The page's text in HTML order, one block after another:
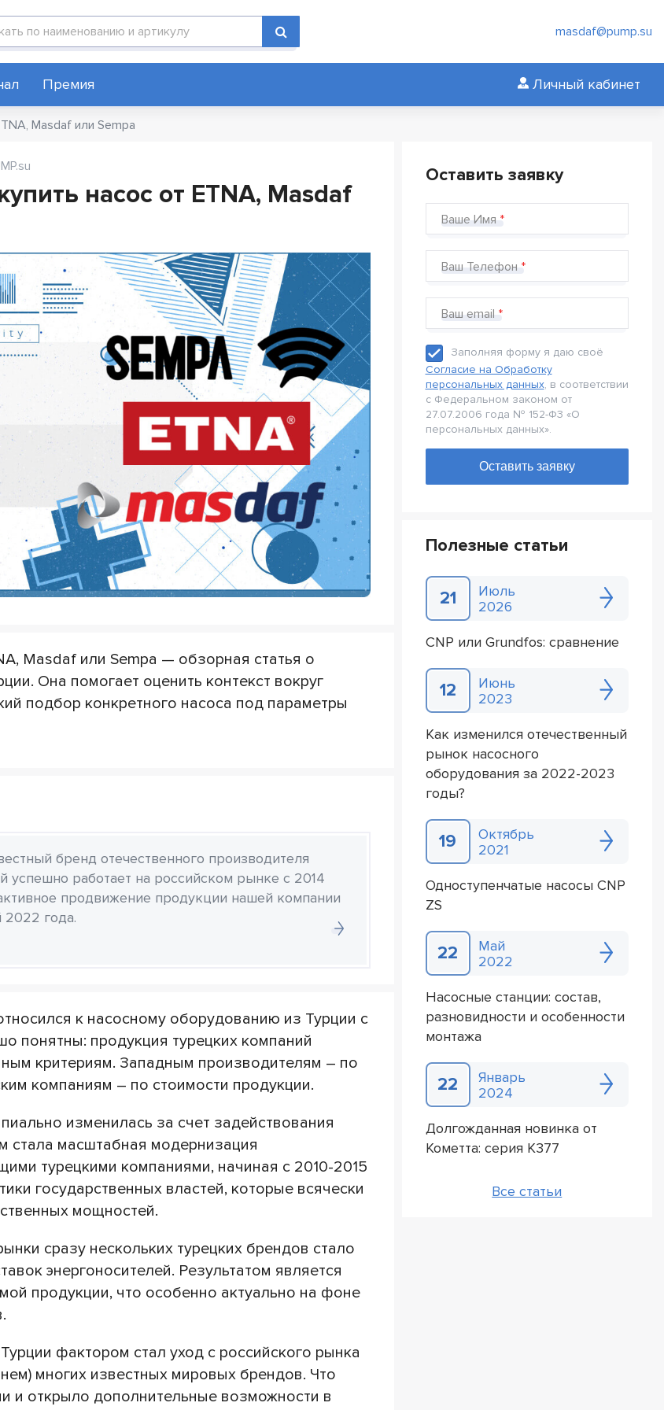
по каталогу masdaf@pump.su
Премия Личный кабинет
Masdaf или Sempa
насос от ETNA, Masdaf
Masdaf или Sempa — обзорная статья о
Она помогает оценить контекст вокруг
подбор конкретного насоса под параметры
бренд отечественного производителя
успешно работает на российском рынке с 2014
продвижение продукции нашей компании
2022 года.
к насосному оборудованию из Турции с
понятны: продукция турецких компаний
критериям. Западным производителям – по
компаниям – по стоимости продукции.
изменилась за счет задействования
стала масштабная модернизация
турецкими компаниями, начиная с 2010-2015
государственных властей, которые всячески
мощностей.
сразу нескольких турецких брендов стало
энергоносителей. Результатом является
продукции, что особенно актуально на фоне
фактором стал уход с российского рынка
многих известных мировых брендов. Что
и открыло дополнительные возможности в
Оставить заявку
Ваше Имя
Ваш Телефон
Ваш email
Заполняя форму я даю своё
Согласие на Обработку
персональных данных, в соответствии
с Федеральном законом от
27.07.2006 года № 152-Ф3 «О
персональных данных».
Полезные статьи
21
Июль
2026
CNP или Grundfos: сравнение
12
Июнь
2023
Как изменился отечественный
рынок насосного
оборудования за 2022-2023
годы?
19
Октябрь
2021
Одноступенчатые насосы CNP
ZS
22
Май
2022
Насосные станции: состав,
разновидности и особенности
монтажа
22
Январь
2024
Долгожданная новинка от
Кометта: серия К377
Все статьи